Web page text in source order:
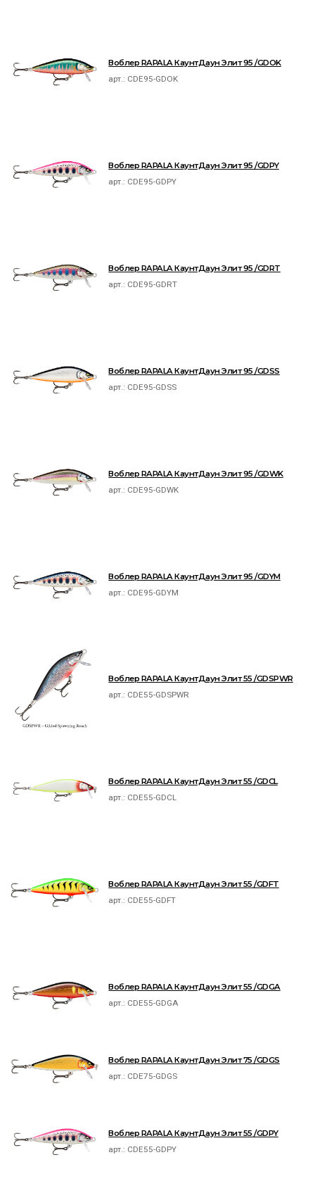
Воблер RAPALA КаунтДаун Элит 95 /GDOK
арт.: CDE95-GDOK
Воблер RAPALA КаунтДаун Элит 95 /GDPY
арт.: CDE95-GDPY
Воблер RAPALA КаунтДаун Элит 95 /GDRT
арт.: CDE95-GDRT
Воблер RAPALA КаунтДаун Элит 95 /GDSS
арт.: CDE95-GDSS
Воблер RAPALA КаунтДаун Элит 95 /GDWK
арт.: CDE95-GDWK
Воблер RAPALA КаунтДаун Элит 95 /GDYM
арт.: CDE95-GDYM
Воблер RAPALA КаунтДаун Элит 55 /GDSPWR
арт.: CDE55-GDSPWR
Воблер RAPALA КаунтДаун Элит 55 /GDCL
арт.: CDE55-GDCL
Воблер RAPALA КаунтДаун Элит 55 /GDFT
арт.: CDE55-GDFT
Воблер RAPALA КаунтДаун Элит 55 /GDGA
арт.: CDE55-GDGA
Воблер RAPALA КаунтДаун Элит 75 /GDGS
арт.: CDE75-GDGS
Воблер RAPALA КаунтДаун Элит 55 /GDPY
арт.: CDE55-GDPY